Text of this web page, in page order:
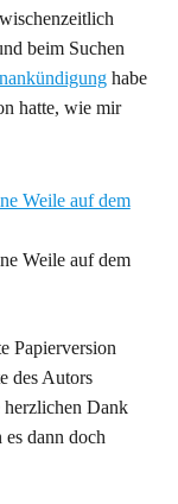
beim Suchen
habe
hatte, wie mir
Weile auf dem
Papierversion
des Autors
Dank
dann doch